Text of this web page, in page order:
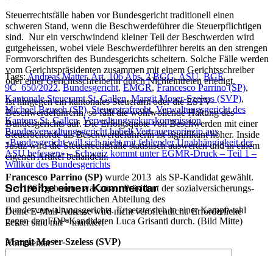
Steuerrechtsfälle haben vor Bundesgericht traditionell einen
schweren Stand, wenn die Beschwerdeführer die Steuerpflichtigen
sind. Nur ein verschwindend kleiner Teil der Beschwerden wird
gutgeheissen, wobei viele Beschwerdeführer bereits an den strengen
Formvorschriften des Bundesgerichts scheitern. Solche Fälle werden
vom Gerichtspräsidenten zusammen mit einem Gerichtsschreiber
oder einer Gerichtsschreiberin durch Nichteintreten erledigt.
Ist hingegen ein kantonales Steueramt oder die ESTV-
Beschwerdeführerin, so fällt die wohlwollende Haltung des
Bundesgerichts auf. Die Erfolgsquote von Beschwerden mit einer
Steuerbehörde als Beschwerdeführerin ist signifikant höher. Inside
Justiz wird die Steuerrechtsfälle statistisch auswerten und in einem
eigenen Artikel behandeln.
Francesco Parrino (SP) wurde 2013 als SP-Kandidat gewählt.
Der 1967 geborene war zuvor Präsident der sozialversicherungs-
und gesundheitsrechtlichen Abteilung des
Bundesverwaltungsgerichts. Er setzte sich in einer Kampfwahl
gegen den FDP-Kandidaten Luca Grisanti durch. (Bild Mitte)
Margit Moser-Szeless (SVP)
Tags: Andreas Matter,Art. 106 Abs. 2 BGG,ASU,BGE
9C_650/2022,Bundesgericht, EMGR,Francesco Parrino (SP),
Kantonale Steueramt St. Gallen,Margit Moser-Szeless (SVP),
Michael Beusch (SP),Steuerstrafrecht,Verwaltungsgericht des
Kantons St. Gallen, Verwaltungsrekurskommission
Beitragsnavigation
Bundesverwaltungsgericht hebelt Vertrauensprinzip aus
«Bundesgericht will sich nicht mit fehlender Unabhängigkeit der
ASU befassen» – Schweiz kommt unter EGMR-Druck – Teil 1 –
Willkür des Bundesgerichts
Schreibe einen Kommentar
Deine E-Mail-Adresse wird nicht veröffentlicht. Erforderliche
Felder sind mit*markiert
Kommentar*